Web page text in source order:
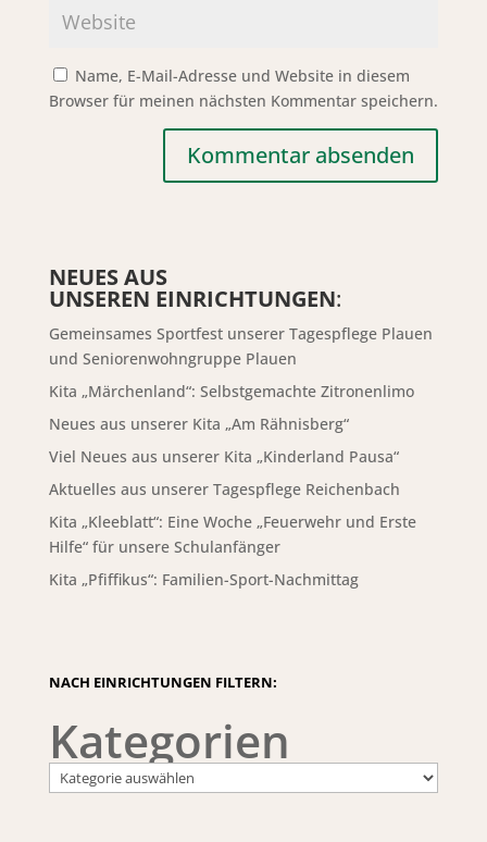
Name, E-Mail-Adresse und Website in diesem
Browser für meinen nächsten Kommentar speichern.
NEUES AUS
UNSEREN EINRICHTUNGEN:
Gemeinsames Sportfest unserer Tagespflege Plauen
und Seniorenwohngruppe Plauen
Kita „Märchenland“: Selbstgemachte Zitronenlimo
Neues aus unserer Kita „Am Rähnisberg“
Viel Neues aus unserer Kita „Kinderland Pausa“
Aktuelles aus unserer Tagespflege Reichenbach
Kita „Kleeblatt“: Eine Woche „Feuerwehr und Erste
Hilfe“ für unsere Schulanfänger
Kita „Pfiffikus“: Familien-Sport-Nachmittag
NACH EINRICHTUNGEN FILTERN:
Kategorien